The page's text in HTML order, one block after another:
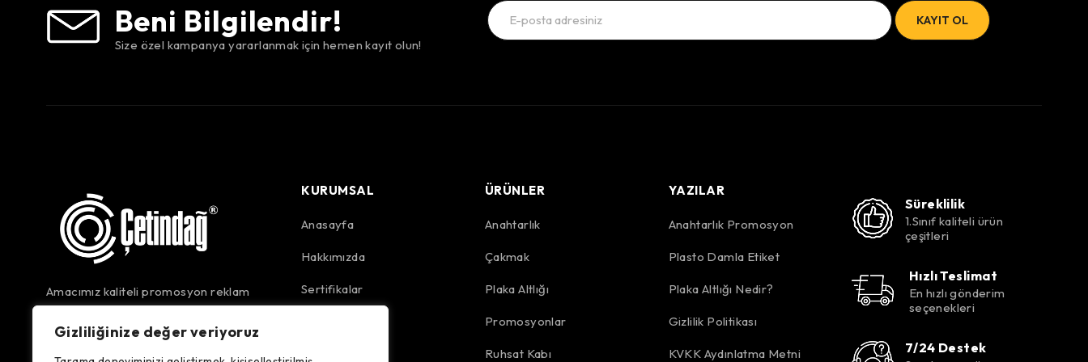
Gizliliğinize değer veriyoruz
Beni Bilgilendir!
Size özel kampanya yararlanmak için hemen kayıt olun!
Amacımız kaliteli promosyon reklam
ürünlerini imalatını yapıp, en kısa
zamanda müşterilerimizin hizmetine
KURUMSAL
Anasayfa
Hakkımızda
Sertifikalar
ÜRÜNLER
Anahtarlık
Çakmak
Plaka Altlığı
Promosyonlar
Ruhsat Kabı
YAZILAR
Anahtarlık Promosyon
Plasto Damla Etiket
Plaka Altlığı Nedir?
Gizlilik Politikası
KVKK Aydınlatma Metni
Süreklilik
1.Sınıf kaliteli ürün
çeşitleri
Hızlı Teslimat
En hızlı gönderim
seçenekleri
7/24 Destek